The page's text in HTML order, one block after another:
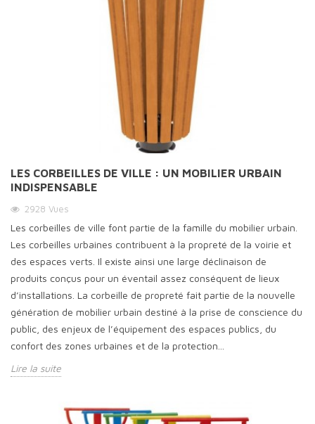
LES CORBEILLES DE VILLE : UN MOBILIER URBAIN
INDISPENSABLE
2928 Vues
Les corbeilles de ville font partie de la famille du mobilier urbain.
Les corbeilles urbaines contribuent à la propreté de la voirie et
des espaces verts. Il existe ainsi une large déclinaison de
produits conçus pour un éventail assez conséquent de lieux
d’installations. La corbeille de propreté fait partie de la nouvelle
génération de mobilier urbain destiné à la prise de conscience du
public, des enjeux de l’équipement des espaces publics, du
confort des zones urbaines et de la protection...
Lire la suite